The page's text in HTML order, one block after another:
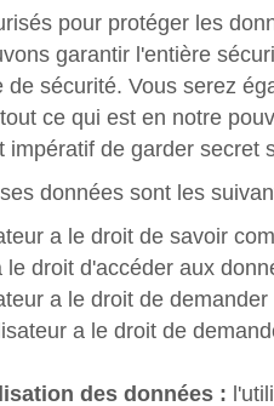
pour protéger les
garantir l'entière
sécurité. Vous serez
ce qui est en notre
de garder secret
données sont les
a le droit de savoir
le droit d'accéder aux
a le droit de
a le droit de
des données :